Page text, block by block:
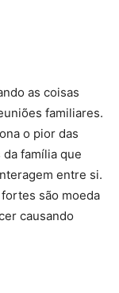
as coisas
familiares.
o pior das
família que
entre si.
são moeda
causando